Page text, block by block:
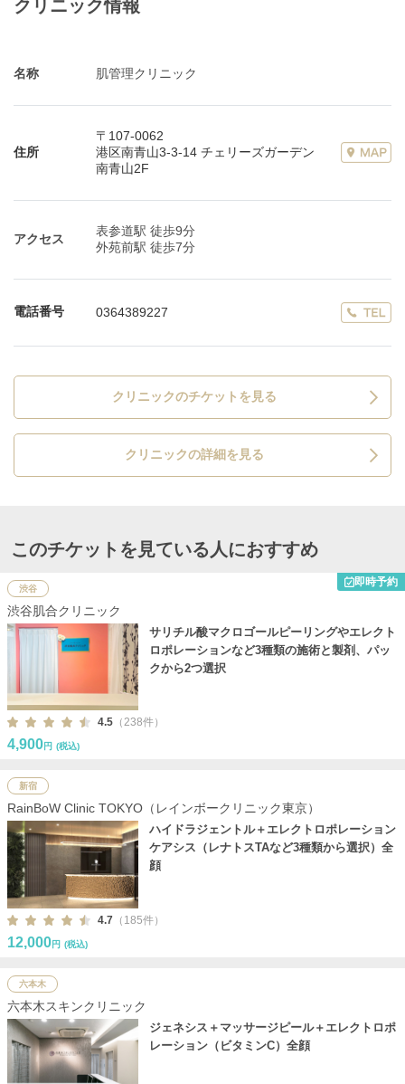
クリニック情報
名称 肌管理クリニック
住所
〒107-0062
港区南青山3-3-14 チェリーズガーデン
南青山2F
アクセス
表参道駅 徒歩9分
外苑前駅 徒歩7分
電話番号 0364389227
クリニックのチケットを見る
クリニックの詳細を見る
このチケットを見ている人におすすめ
渋谷
即時予約
渋谷肌合クリニック
サリチル酸マクロゴールピーリングやエレクト
ロポレーションなど3種類の施術と製剤、パッ
クから2つ選択
4.5 （238件）
4,900円 (税込)
新宿
RainBoW Clinic TOKYO（レインボークリニック東京）
ハイドラジェントル＋エレクトロポレーション
ケアシス（レナトスTAなど3種類から選択）全
顔
4.7 （185件）
12,000円 (税込)
六本木
六本木スキンクリニック
ジェネシス＋マッサージピール＋エレクトロポ
レーション（ビタミンC）全顔